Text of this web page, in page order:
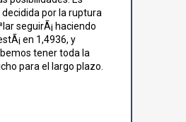
decidida por la ruptura
seguirÃ¡ haciendo
en 1,4936, y
tener toda la
para el largo plazo.